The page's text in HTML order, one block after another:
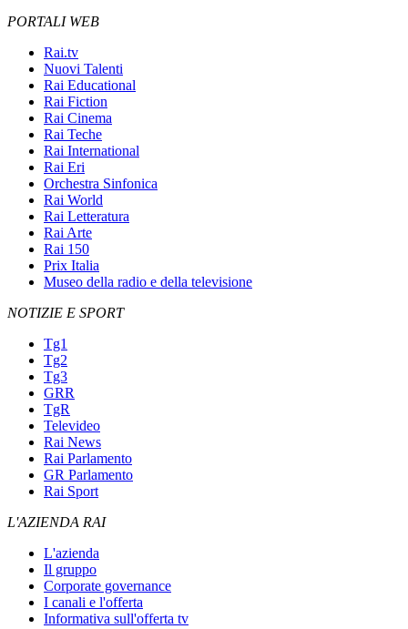
PORTALI WEB
Rai.tv
Nuovi Talenti
Rai Educational
Rai Fiction
Rai Cinema
Rai Teche
Rai International
Rai Eri
Orchestra Sinfonica
Rai World
Rai Letteratura
Rai Arte
Rai 150
Prix Italia
Museo della radio e della televisione
NOTIZIE E SPORT
Tg1
Tg2
Tg3
GRR
TgR
Televideo
Rai News
Rai Parlamento
GR Parlamento
Rai Sport
L'AZIENDA RAI
L'azienda
Il gruppo
Corporate governance
I canali e l'offerta
Informativa sull'offerta tv